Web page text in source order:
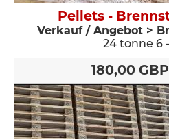
Pellets -
Verkauf / Angebot >
24 tonne 6
180,00